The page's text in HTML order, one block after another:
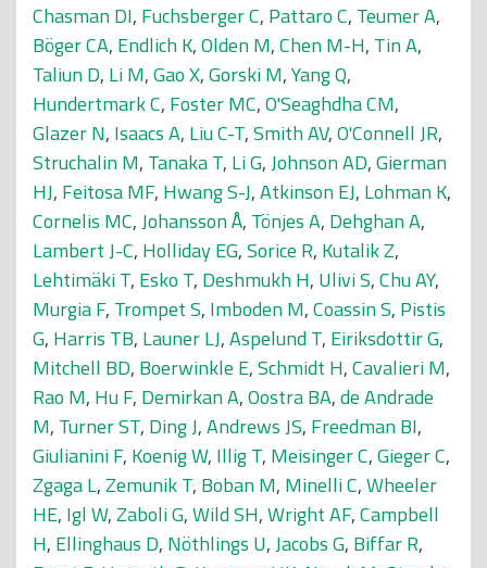
Chasman DI, Fuchsberger C, Pattaro C, Teumer A,
Böger CA, Endlich K,Olden M,Chen M-H, Tin A,
Taliun D, Li M,Gao X,Gorski M,Yang Q,
Hundertmark C, Foster MC,O'Seaghdha CM,
Glazer N, Isaacs A, Liu C-T,Smith AV,O'Connell JR,
Struchalin M, Tanaka T, Li G,Johnson AD,Gierman
HJ, Feitosa MF, Hwang S-J,Atkinson EJ, Lohman K,
Cornelis MC,Johansson Å, Tönjes A, Dehghan A,
Lambert J-C, Holliday EG,Sorice R, Kutalik Z,
Lehtimäki T, Esko T, Deshmukh H, Ulivi S,Chu AY,
Murgia F, Trompet S, Imboden M,Coassin S, Pistis
G, Harris TB, Launer LJ,Aspelund T, Eiriksdottir G,
Mitchell BD, Boerwinkle E,Schmidt H,Cavalieri M,
Rao M, Hu F, Demirkan A,Oostra BA,de Andrade
M, Turner ST, Ding J,Andrews JS, Freedman BI,
Giulianini F, Koenig W, Illig T, Meisinger C,Gieger C,
Zgaga L,Zemunik T, Boban M, Minelli C,Wheeler
HE, Igl W,Zaboli G,Wild SH,Wright AF,Campbell
H, Ellinghaus D, Nöthlings U,Jacobs G, Biffar R,